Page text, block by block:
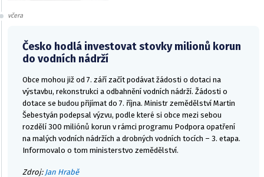
včera
Česko hodlá investovat stovky milionů korun
do vodních nádrží
Obce mohou již od 7. září začít podávat žádosti o dotaci na
výstavbu, rekonstrukci a odbahnění vodních nádrží. Žádosti o
dotace se budou přijímat do 7. října. Ministr zemědělství Martin
Šebestyán podepsal výzvu, podle které si obce mezi sebou
rozdělí 300 miliónů korun v rámci programu Podpora opatření
na malých vodních nádržích a drobných vodních tocích – 3. etapa.
Informovalo o tom ministerstvo zemědělství.
Zdroj: Jan Hrabě